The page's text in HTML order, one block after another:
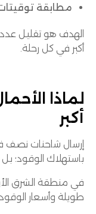
مطابقة
الهدف هو تقليل
أكبر في كل رحلة.
لماذا
أكبر
إرسال شاحنات نصف
باستهلاك الوقود؛ بل
في منطقة الشرق
طويلة وأسعار